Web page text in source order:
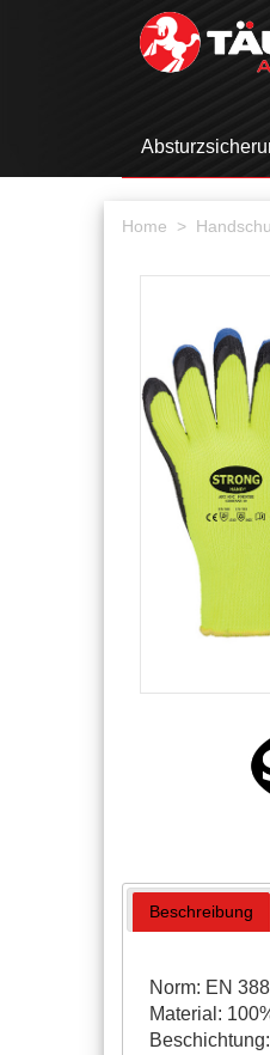
Home >
Beschreibung
Norm: EN
Material: